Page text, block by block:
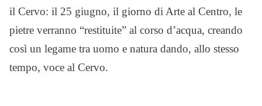
il Cervo: il 25 giugno, il giorno di Arte al Centro, le
pietre verranno “restituite” al corso d’acqua, creando
così un legame tra uomo e natura dando, allo stesso
tempo, voce al Cervo.